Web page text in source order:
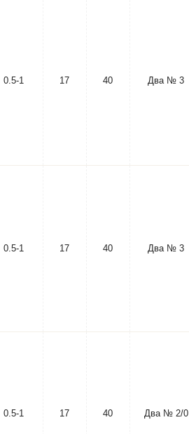
0.5-1 17 40 Два № 3
0.5-1 17 40 Два № 3
0.5-1 17 40 Два № 2/0